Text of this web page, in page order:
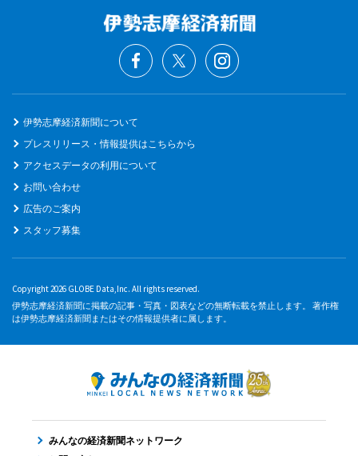
伊勢志摩経済新聞について
プレスリリース・情報提供はこちらから
アクセスデータの利用について
お問い合わせ
広告のご案内
スタッフ募集
Copyright 2026 GLOBE Data,Inc. All rights reserved.
伊勢志摩経済新聞に掲載の記事・写真・図表などの無断転載を禁止します。 著作権
は伊勢志摩経済新聞またはその情報提供者に属します。
みんなの経済新聞ネットワーク